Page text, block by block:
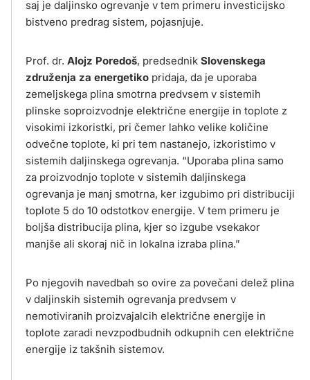
saj je daljinsko ogrevanje v tem primeru investicijsko
bistveno predrag sistem, pojasnjuje.
Prof. dr. Alojz Poredoš, predsednik Slovenskega
združenja za energetiko pridaja, da je uporaba
zemeljskega plina smotrna predvsem v sistemih
plinske soproizvodnje električne energije in toplote z
visokimi izkoristki, pri čemer lahko velike količine
odvečne toplote, ki pri tem nastanejo, izkoristimo v
sistemih daljinskega ogrevanja. “Uporaba plina samo
za proizvodnjo toplote v sistemih daljinskega
ogrevanja je manj smotrna, ker izgubimo pri distribuciji
toplote 5 do 10 odstotkov energije. V tem primeru je
boljša distribucija plina, kjer so izgube vsekakor
manjše ali skoraj nič in lokalna izraba plina.”
Po njegovih navedbah so ovire za povečani delež plina
v daljinskih sistemih ogrevanja predvsem v
nemotiviranih proizvajalcih električne energije in
toplote zaradi nevzpodbudnih odkupnih cen električne
energije iz takšnih sistemov.